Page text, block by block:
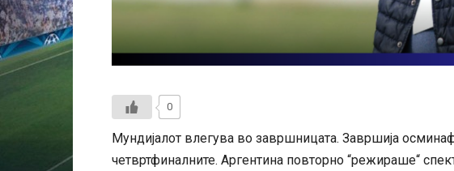
0
Мундијалот влегува во завршницата. Завршија
четвртфиналните. Аргентина повторно “режираше“